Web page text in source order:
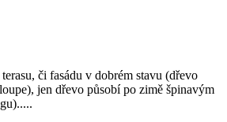
či fasádu v dobrém stavu (dřevo
jen dřevo působí po zimě špinavým